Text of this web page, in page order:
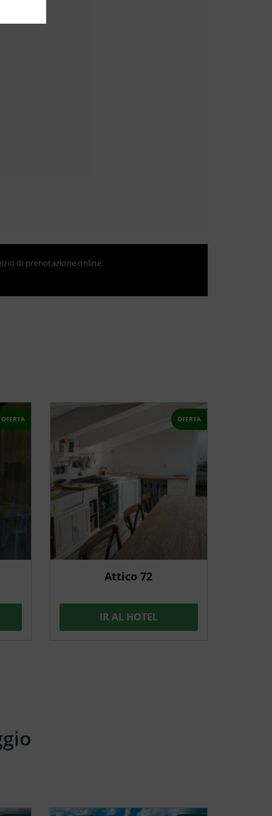
di prenotazione online.
OFERTA OFERTA
Attico 72
IR AL HOTEL